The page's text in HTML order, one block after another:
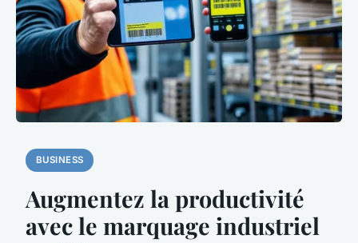
BUSINESS
Augmentez la productivité
avec le marquage industriel